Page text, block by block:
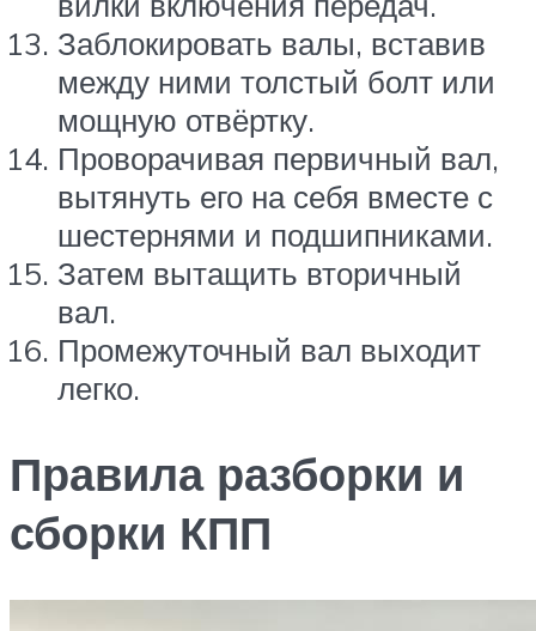
Заблокировать валы, вставив
между ними толстый болт или
мощную отвёртку.
Проворачивая первичный вал,
вытянуть его на себя вместе с
шестернями и подшипниками.
Затем вытащить вторичный
вал.
Промежуточный вал выходит
легко.
Правила разборки и
сборки КПП